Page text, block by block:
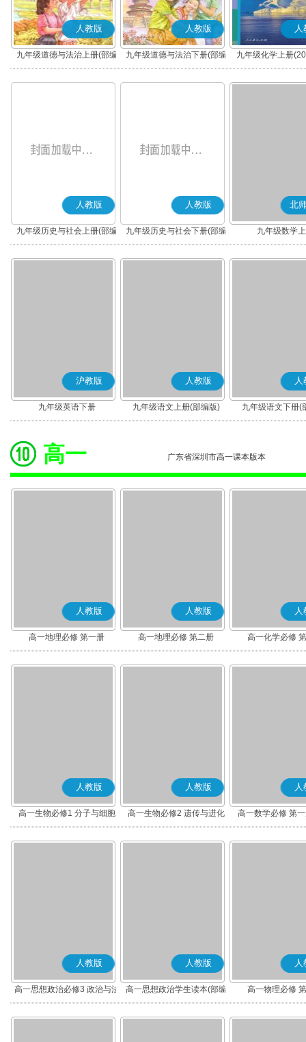
人教版
九年级道德与法治上册(部编
版)
人教版
九年级道德与法治下册(部编
版)
人
九年级化学上册
人教版
九年级历史与社会上册(部编
版)
人教版
九年级历史与社会下册(部编
版)
北
九年级数学
沪教版
九年级英语下册
人教版
九年级语文上册(部编版)
人
九年级语文下册(
高一 广东省深圳市高一课本版本
人教版
高一地理必修 第一册
人教版
高一地理必修 第二册
人
高一化学必修
人教版
高一生物必修1 分子与细胞
人教版
高一生物必修2 遗传与进化
人
高一数学必修 第
人教版
高一思想政治必修3 政治与法
治(部编版)
人教版
高一思想政治学生读本(部编
版)
人
高一物理必修